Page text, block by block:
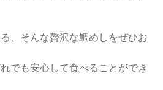
、そんな贅沢な鯛めしをぜひお
でも安心して食べることができ